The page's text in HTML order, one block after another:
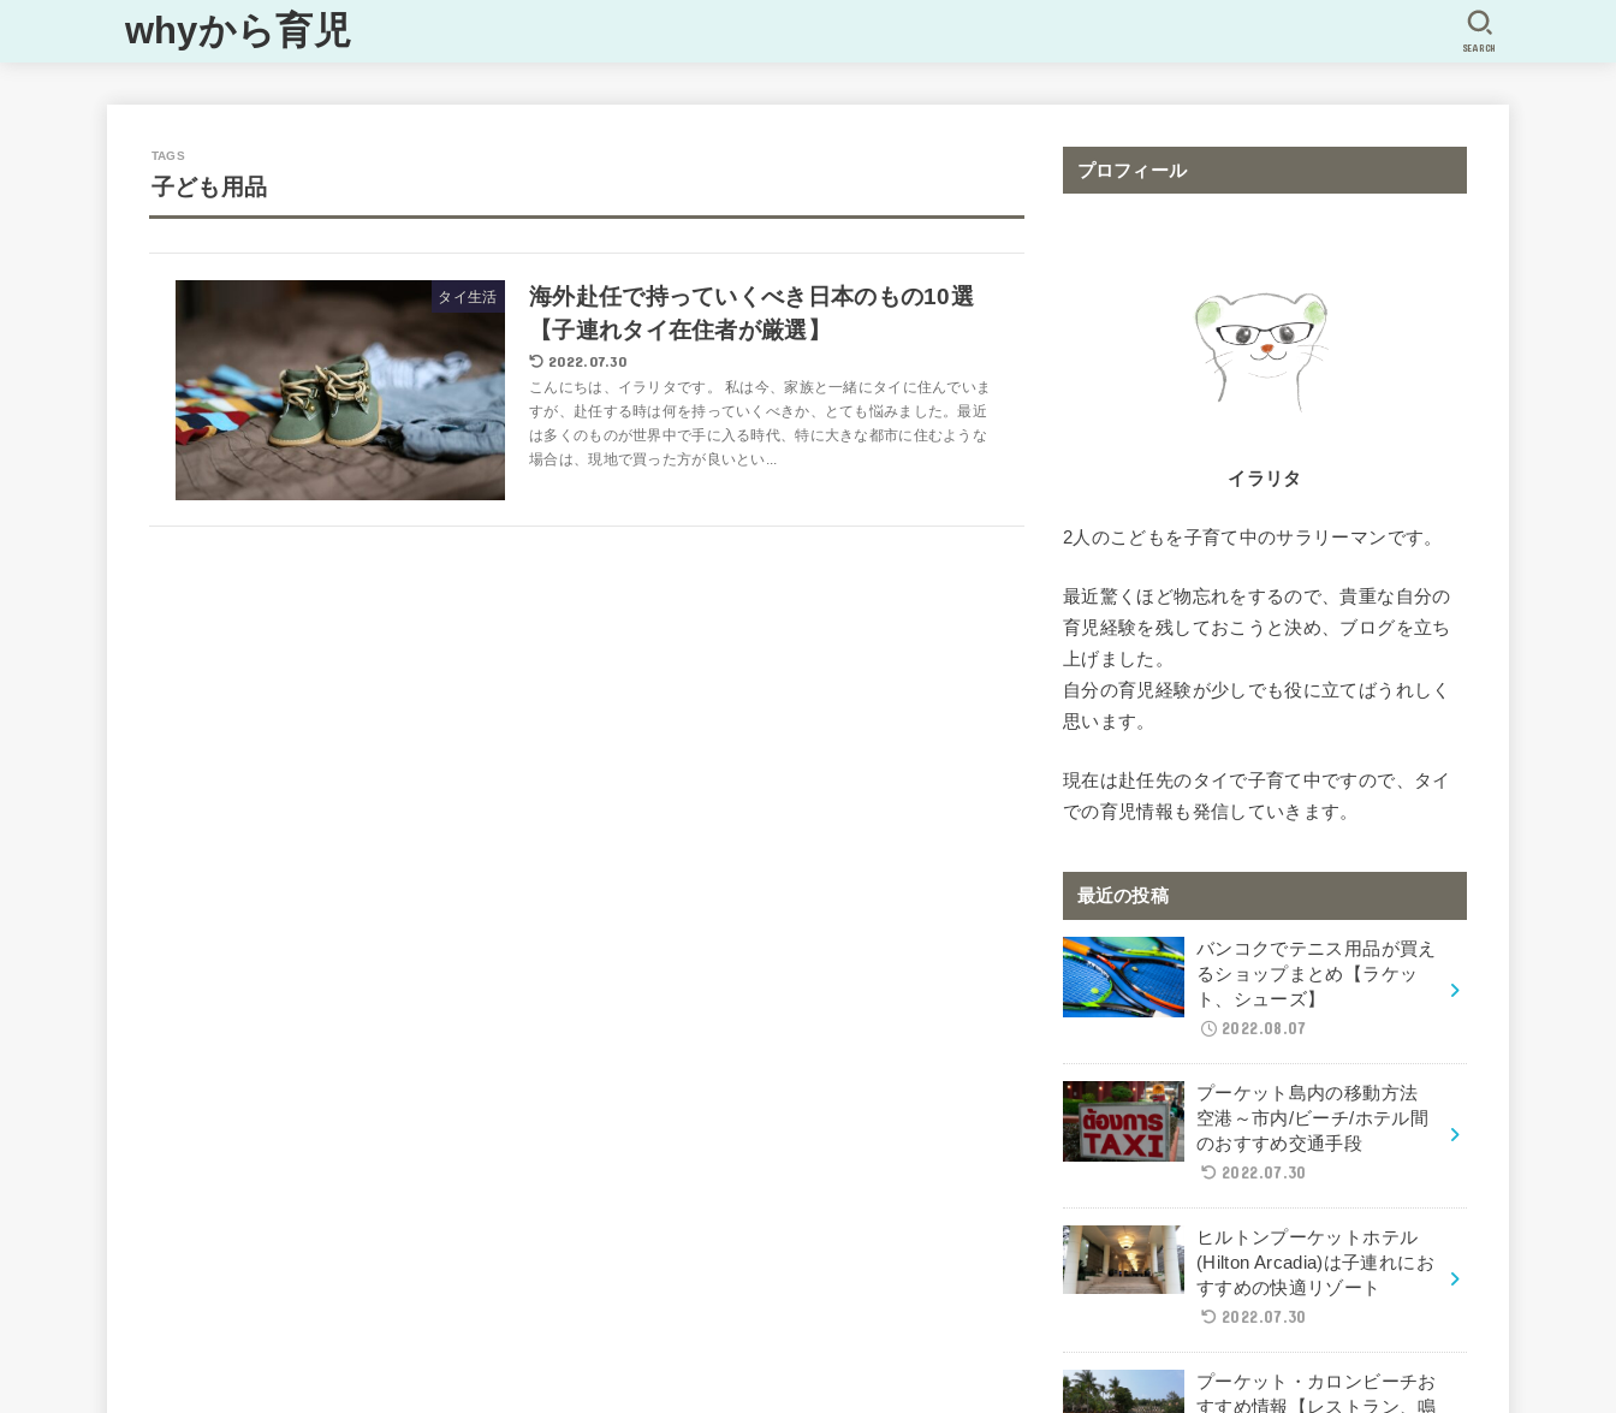
whyから育児 SEARCH
子ども用品
タイ生活
海外赴任で持っていくべき日本のもの10選
【子連れタイ在住者が厳選】
2022.07.30
こんにちは、イラリタです。 私は今、家族と一緒にタイに住んでいま
すが、赴任する時は何を持っていくべきか、とても悩みました。最近
は多くのものが世界中で手に入る時代、特に大きな都市に住むような
場合は、現地で買った方が良いとい...
プロフィール
イラリタ
2人のこどもを子育て中のサラリーマンです。
最近驚くほど物忘れをするので、貴重な自分の
育児経験を残しておこうと決め、ブログを立ち
上げました。
自分の育児経験が少しでも役に立てばうれしく
思います。
現在は赴任先のタイで子育て中ですので、タイ
での育児情報も発信していきます。
最近の投稿
バンコクでテニス用品が買え
るショップまとめ【ラケッ
ト、シューズ】
2022.08.07
プーケット島内の移動方法
空港～市内/ビーチ/ホテル間
のおすすめ交通手段
2022.07.30
ヒルトンプーケットホテル
(Hilton Arcadia)は子連れにお
すすめの快適リゾート
2022.07.30
プーケット・カロンビーチお
すすめ情報【レストラン、鳴